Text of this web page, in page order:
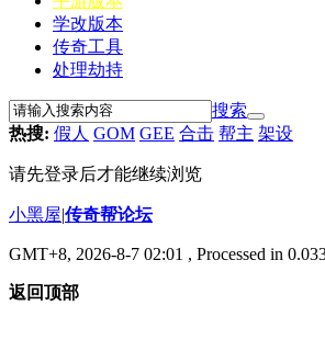
学改版本
传奇工具
处理劫持
搜索
热搜: 假人 GOM GEE 合击 帮主 架设
请先登录后才能继续浏览
小黑屋|传奇帮论坛
GMT+8, 2026-8-7 02:01 , Processed in
返回顶部